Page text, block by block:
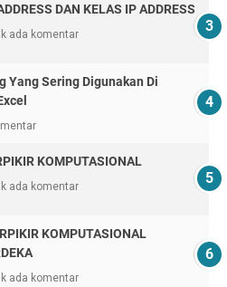
DAN KELAS IP ADDRESS
ada komentar
Yang Sering Digunakan Di
KOMPUTASIONAL
ada komentar
KOMPUTASIONAL
ada komentar